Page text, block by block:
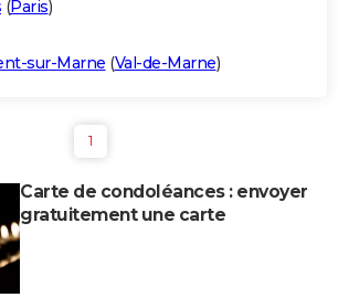
(Paris)
sur-Marne (Val-de-Marne)
1
Carte de condoléances : envoyer
gratuitement une carte